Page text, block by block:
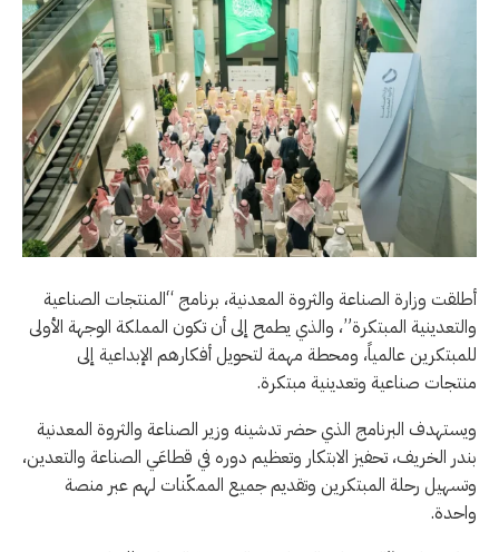
أطلقت وزارة الصناعة والثروة المعدنية، برنامج “المنتجات الصناعية
والتعدينية المبتكرة”، والذي يطمح إلى أن تكون المملكة الوجهة الأولى
للمبتكرين عالمياً، ومحطة مهمة لتحويل أفكارهم الإبداعية إلى
منتجات صناعية وتعدينية مبتكرة.
ويستهدف البرنامج الذي حضر تدشينه وزير الصناعة والثروة المعدنية
بندر الخريف، تحفيز الابتكار وتعظيم دوره في قطاعَي الصناعة والتعدين،
وتسهيل رحلة المبتكرين وتقديم جميع الممكّنات لهم عبر منصة
واحدة.